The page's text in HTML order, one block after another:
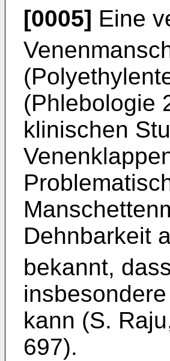
[0005] Eine
(Phlebologie
klinischen
Dehnbarkeit
bekannt,
kann (S.
697).